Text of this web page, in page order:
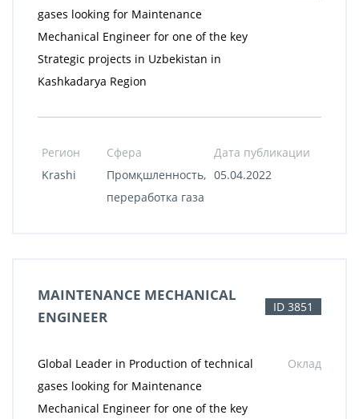
gases looking for Maintenance
Mechanical Engineer for one of the key
Strategic projects in Uzbekistan in
Kashkadarya Region
Регион Сфера
Дата публикации
Krashi
Промқшленность,
переработка газа
05.04.2022
MAINTENANCE MECHANICAL
ENGINEER
ID 3851
Global Leader in Production of technical
gases looking for Maintenance
Mechanical Engineer for one of the key
Оклад